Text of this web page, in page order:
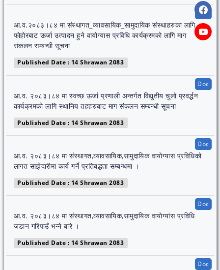
आ.व.२०८३।८४ मा संस्थागत_व्यावसायिक_सामुदायिक संस्थाहरुका लागि
फोहोरबाट ऊर्जा उत्पादन हुने वायोग्यास प्रविधि कार्यक्रमको लागि माग
संकलन सम्बन्धी सूचना
Published Date : 14 Shrawan 2083
Doc
आ.व. २०८३।८४ मा स्वच्छ ऊर्जा प्रणाली अन्तर्गत विद्युतीय चुलो प्रवर्द्धन
कार्यक्रमको लागि स्थानिय तहहरुबाट माग संकलन सम्बन्धी सूचना
Published Date : 14 Shrawan 2083
Doc
आ.व. २०८३।८४ मा संस्थागत,व्यावसायिक,सामुदायिक वायोग्यास प्रविधिको
लागत साझेदारीमा कार्य गर्ने प्रतिबद्धता सम्बन्धमा ।
Published Date : 14 Shrawan 2083
Doc
आ.व. २०८३।८४ मा संस्थागत,व्यावसायिक,सामुदायिक वायोग्यांस प्रविधि
जडान गरिपाउँ भन्ने बारे ।
Published Date : 14 Shrawan 2083
Doc
Doc